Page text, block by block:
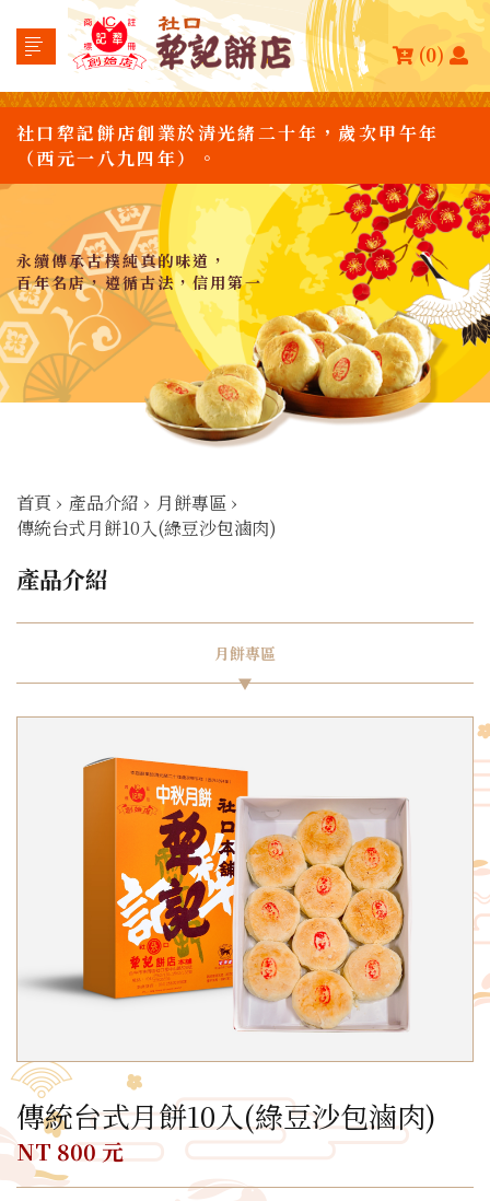
(0)
社口犂記餅店創業於清光緒二十年，歲次甲午年
（西元一八九四年）。
永續傳承古樸純真的味道，
百年名店，遵循古法，信用第一
首頁 › 產品介紹 › 月餅專區 ›
傳統台式月餅10入(綠豆沙包滷肉)
產品介紹
月餅專區
傳統台式月餅10入(綠豆沙包滷肉)
NT 800 元